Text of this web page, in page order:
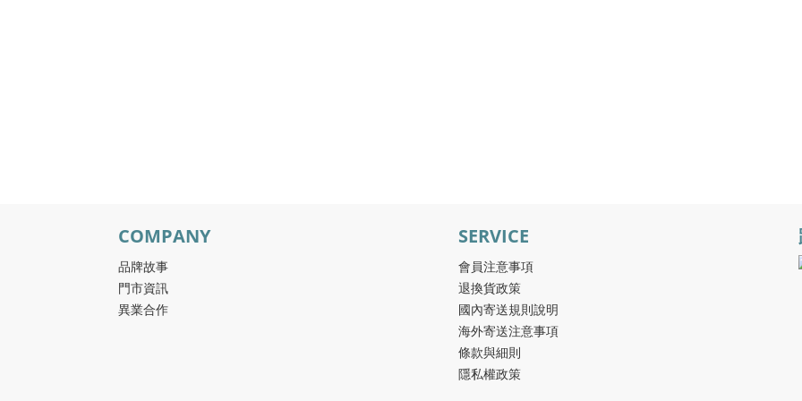
COMPANY
品牌故事
門市資訊
異業合作
SERVICE
會員注意事項
退換貨政策
國內寄送規則說明
海外寄送注意事項
條款與細則
隱私權政策